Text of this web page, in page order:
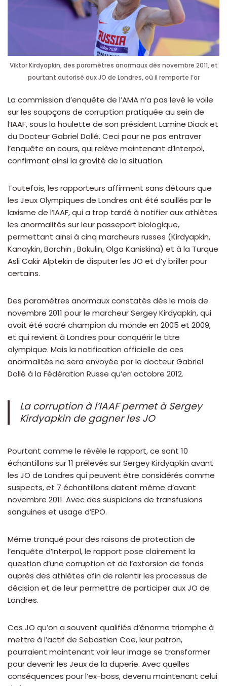
Viktor Kirdyapkin, des paramètres anormaux dès novembre 2011, et
pourtant autorisé aux JO de Londres, où il remporte l’or
La commission d’enquête de l’AMA n’a pas levé le voile
sur les soupçons de corruption pratiquée au sein de
l’IAAF, sous la houlette de son président Lamine Diack et
du Docteur Gabriel Dollé. Ceci pour ne pas entraver
l’enquête en cours, qui relève maintenant d’lnterpol,
confirmant ainsi la gravité de la situation.
Toutefois, les rapporteurs affirment sans détours que
les Jeux Olympiques de Londres ont été souillés par le
laxisme de l’IAAF, qui a trop tardé à notifier aux athlètes
les anormalités sur leur passeport biologique,
permettant ainsi à cinq marcheurs russes (Kirdyapkin,
Kanaykin, Borchin , Bakulin, Olga Kaniskina) et à la Turque
Asli Cakir Alptekin de disputer les JO et d’y briller pour
certains.
Des paramètres anormaux constatés dès le mois de
novembre 2011 pour le marcheur Sergey Kirdyapkin, qui
avait été sacré champion du monde en 2005 et 2009,
et qui revient à Londres pour conquérir le titre
olympique. Mais la notification officielle de ces
anormalités ne sera envoyée par le docteur Gabriel
Dollé à la Fédération Russe qu’en octobre 2012.
La corruption à l’IAAF permet à Sergey
Kirdyapkin de gagner les JO
Pourtant comme le révèle le rapport, ce sont 10
échantillons sur 11 prélevés sur Sergey Kirdyapkin avant
les JO de Londres qui peuvent être considérés comme
suspects, et 7 échantillons datent même d’avant
novembre 2011. Avec des suspicions de transfusions
sanguines et usage d’EPO.
Même tronqué pour des raisons de protection de
l’enquête d’Interpol, le rapport pose clairement la
question d’une corruption et de l’extorsion de fonds
auprès des athlètes afin de ralentir les processus de
décision et de leur permettre de participer aux JO de
Londres.
Ces JO qu’on a souvent qualifiés d’énorme triomphe à
mettre à l’actif de Sebastien Coe, leur patron,
pourraient maintenant voir leur image se transformer
pour devenir les Jeux de la duperie. Avec quelles
conséquences pour l’ex-boss, devenu maintenant celui